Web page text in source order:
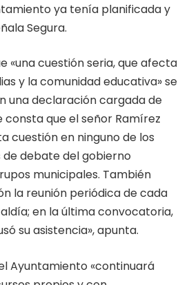
ya tenía planificada y
Segura.
«una cuestión seria, que afecta
y la comunidad educativa» se
una declaración cargada de
consta que el señor Ramírez
cuestión en ninguno de los
debate del gobierno
municipales. También
la reunión periódica de cada
en la última convocatoria,
su asistencia», apunta.
Ayuntamiento «continuará